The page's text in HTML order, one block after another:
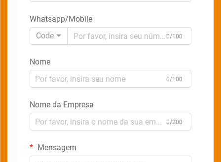
Whatsapp/Mobile
Code
0/100
Nome
0/100
Nome da Empresa
0/200
Mensagem